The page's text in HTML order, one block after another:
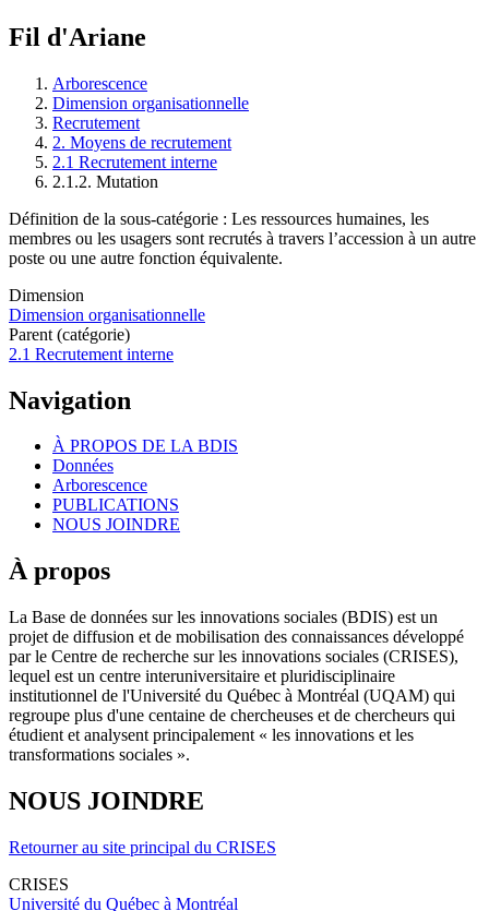
Fil d'Ariane
Arborescence
Dimension organisationnelle
Recrutement
2. Moyens de recrutement
2.1 Recrutement interne
2.1.2. Mutation
Définition de la sous-catégorie : Les ressources humaines, les
membres ou les usagers sont recrutés à travers l’accession à un autre
poste ou une autre fonction équivalente.
Dimension
Dimension organisationnelle
Parent (catégorie)
2.1 Recrutement interne
Navigation
À PROPOS DE LA BDIS
Données
Arborescence
PUBLICATIONS
NOUS JOINDRE
À propos
La Base de données sur les innovations sociales (BDIS) est un
projet de diffusion et de mobilisation des connaissances développé
par le Centre de recherche sur les innovations sociales (CRISES),
lequel est un centre interuniversitaire et pluridisciplinaire
institutionnel de l'Université du Québec à Montréal (UQAM) qui
regroupe plus d'une centaine de chercheuses et de chercheurs qui
étudient et analysent principalement « les innovations et les
transformations sociales ».
NOUS JOINDRE
Retourner au site principal du CRISES
CRISES
Université du Québec à Montréal